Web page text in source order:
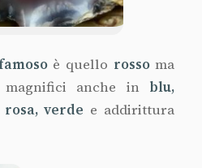
è quello rossoma
anche in blu,
verde e addirittura